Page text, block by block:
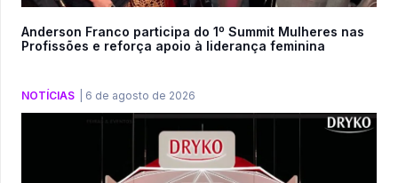
Anderson Franco participa do 1º Summit Mulheres nas
Profissões e reforça apoio à liderança feminina
NOTÍCIAS 6 de agosto de 2026